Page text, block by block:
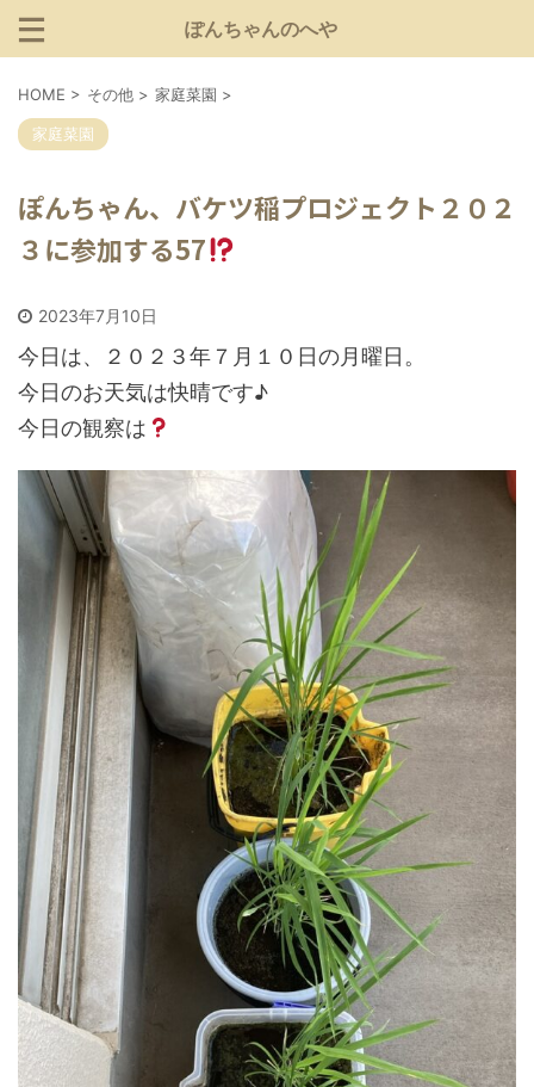
ぽんちゃんのへや
HOME > その他 > 家庭菜園 >
家庭菜園
ぽんちゃん、バケツ稲プロジェクト２０２
３に参加する57
2023年7月10日
今日は、２０２３年７月１０日の月曜日。
今日のお天気は快晴です♪
今日の観察は